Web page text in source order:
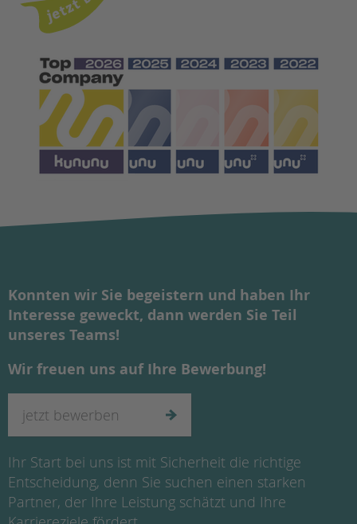
Konnten wir Sie begeistern und haben Ihr
Interesse geweckt, dann werden Sie Teil
unseres Teams!
Wir freuen uns auf Ihre Bewerbung!
jetzt bewerben
Ihr Start bei uns ist mit Sicherheit die richtige
Entscheidung, denn Sie suchen einen starken
Partner, der Ihre Leistung schätzt und Ihre